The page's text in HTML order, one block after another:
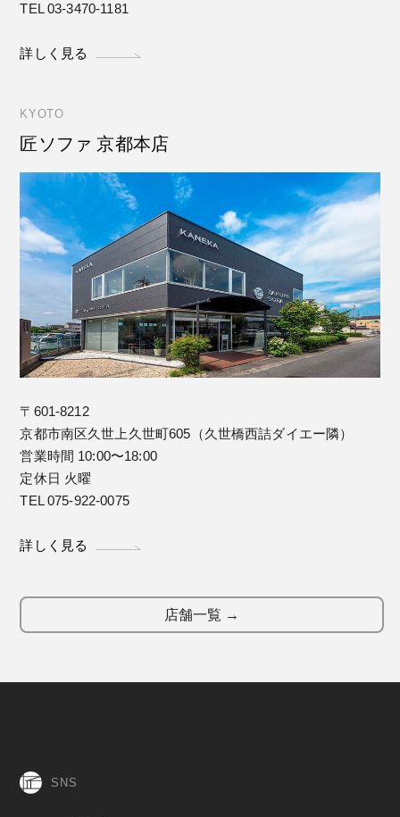
TEL 03-3470-1181
詳しく見る
KYOTO
匠ソファ 京都本店
〒601-8212
京都市南区久世上久世町605（久世橋西詰ダイエー隣）
営業時間 10:00〜18:00
定休日 火曜
TEL 075-922-0075
詳しく見る
店舗一覧 →
SNS